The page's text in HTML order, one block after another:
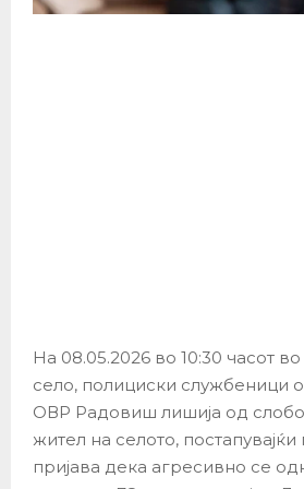
На 08.05.2026 во 10:30 часот
село, полициски службеници
ОВР Радовиш лишија од
жител на селото,
пријава дека агресивно се